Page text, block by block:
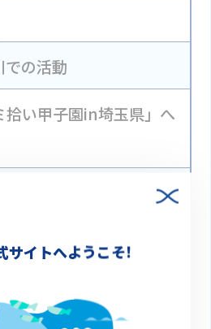
での活動
拾い甲子園in埼玉県」へ
サイトへようこそ!